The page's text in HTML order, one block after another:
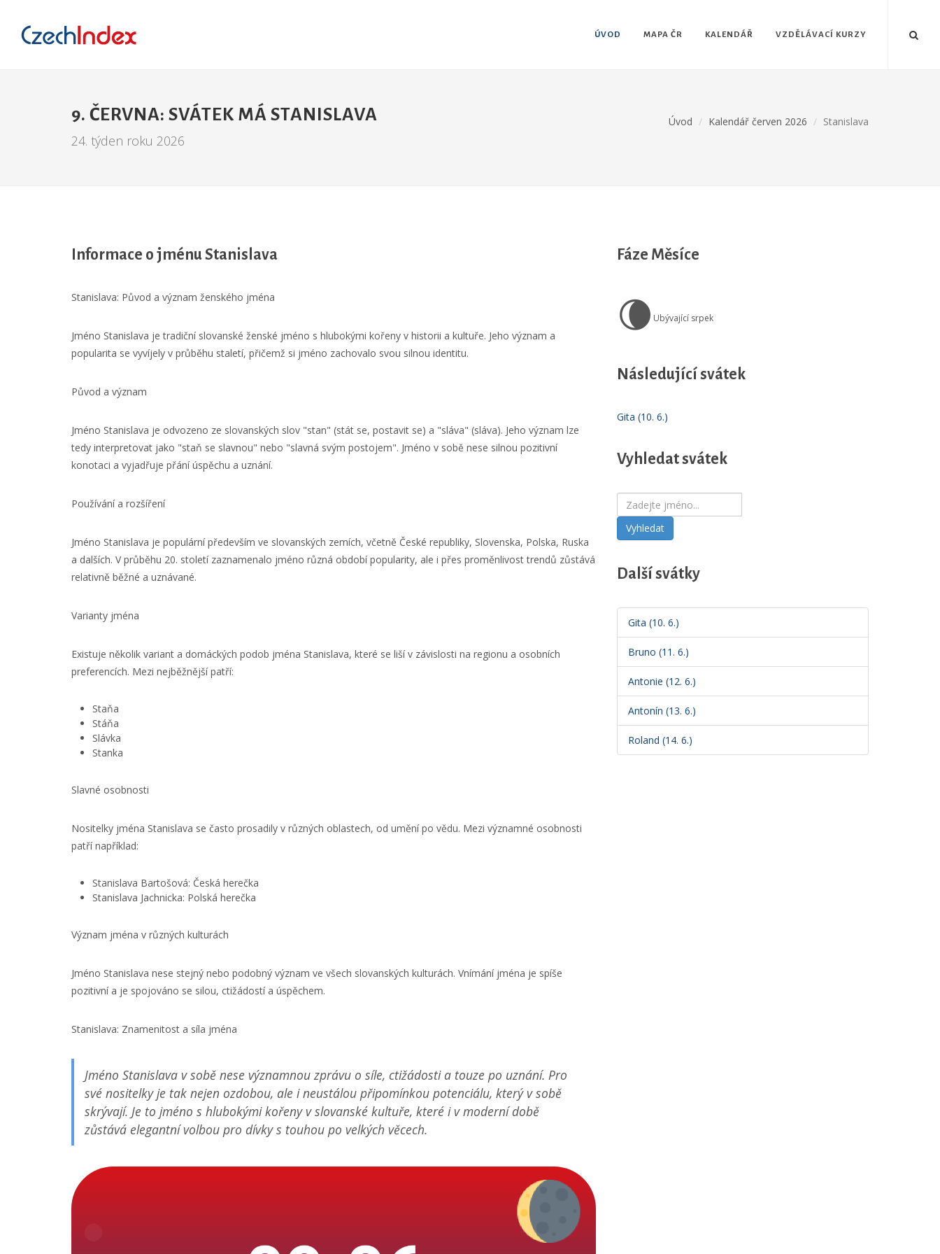
ÚVOD MAPA ČR KALENDÁŘ VZDĚLÁVACÍ KURZY
9. ČERVNA: SVÁTEK MÁ STANISLAVA
24. týden roku 2026
Úvod Kalendář červen 2026 Stanislava
Informace o jménu Stanislava
Stanislava: Původ a význam ženského jména
Jméno Stanislava je tradiční slovanské ženské jméno s hlubokými kořeny v historii a kultuře. Jeho význam a
popularita se vyvíjely v průběhu staletí, přičemž si jméno zachovalo svou silnou identitu.
Původ a význam
Jméno Stanislava je odvozeno ze slovanských slov "stan" (stát se, postavit se) a "sláva" (sláva). Jeho význam lze
tedy interpretovat jako "staň se slavnou" nebo "slavná svým postojem". Jméno v sobě nese silnou pozitivní
konotaci a vyjadřuje přání úspěchu a uznání.
Používání a rozšíření
Jméno Stanislava je populární především ve slovanských zemích, včetně České republiky, Slovenska, Polska, Ruska
a dalších. V průběhu 20. století zaznamenalo jméno různá období popularity, ale i přes proměnlivost trendů zůstává
relativně běžné a uznávané.
Varianty jména
Existuje několik variant a domáckých podob jména Stanislava, které se liší v závislosti na regionu a osobních
preferencích. Mezi nejběžnější patří:
Staňa
Stáňa
Slávka
Stanka
Slavné osobnosti
Nositelky jména Stanislava se často prosadily v různých oblastech, od umění po vědu. Mezi významné osobnosti
patří například:
Stanislava Bartošová: Česká herečka
Stanislava Jachnicka: Polská herečka
Význam jména v různých kulturách
Jméno Stanislava nese stejný nebo podobný význam ve všech slovanských kulturách. Vnímání jména je spíše
pozitivní a je spojováno se silou, ctižádostí a úspěchem.
Stanislava: Znamenitost a síla jména
Jméno Stanislava v sobě nese významnou zprávu o síle, ctižádosti a touze po uznání. Pro
své nositelky je tak nejen ozdobou, ale i neustálou připomínkou potenciálu, který v sobě
skrývají. Je to jméno s hlubokými kořeny v slovanské kultuře, které i v moderní době
zůstává elegantní volbou pro dívky s touhou po velkých věcech.
Fáze Měsíce
🌘 Ubývající srpek
Následující svátek
Gita (10. 6.)
Vyhledat svátek
Vyhledat
Další svátky
Gita (10. 6.)
Bruno (11. 6.)
Antonie (12. 6.)
Antonín (13. 6.)
Roland (14. 6.)